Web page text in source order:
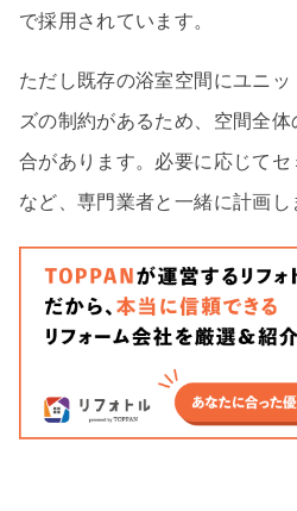
で採用されています。
ただし既存の浴室空間にユニ
ズの制約があるため、空間全
合があります。必要に応じて
など、専門業者と一緒に計画し